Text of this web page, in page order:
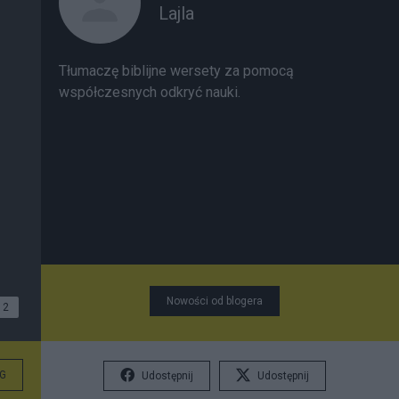
2
Lajla
Tłumaczę biblijne wersety za pomocą
współczesnych odkryć nauki.
Nowości od blogera
Udostępnij Udostępnij